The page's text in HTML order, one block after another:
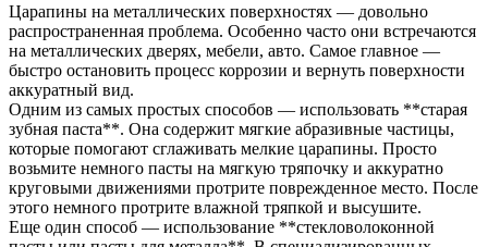
Царапины на металлических поверхностях — довольно
распространенная проблема. Особенно часто они встречаются
на металлических дверях, мебели, авто. Самое главное —
быстро остановить процесс коррозии и вернуть поверхности
аккуратный вид.
Одним из самых простых способов — использовать **старая
зубная паста**. Она содержит мягкие абразивные частицы,
которые помогают сглаживать мелкие царапины. Просто
возьмите немного пасты на мягкую тряпочку и аккуратно
круговыми движениями протрите поврежденное место. После
этого немного протрите влажной тряпкой и высушите.
Еще один способ — использование **стекловолоконной